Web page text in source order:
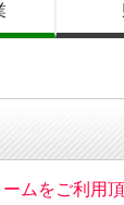
ムをご利用頂